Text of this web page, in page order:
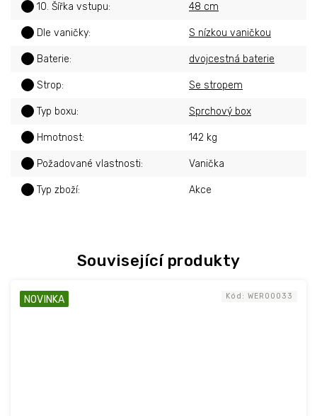
Související produkty
NOVINKA Kód: WER00033
10. Šířka vstupu: 48 cm
Dle vaničky: S nízkou vaničkou
Baterie: dvojcestná baterie
Strop: Se stropem
Typ boxu: Sprchový box
Hmotnost: 142 kg
Požadované vlastnosti: Vanička
Typ zboží: Akce